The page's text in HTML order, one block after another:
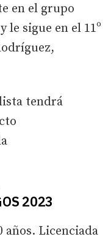
en el grupo
le sigue en el 11º
tendrá
2023
años. Licenciada